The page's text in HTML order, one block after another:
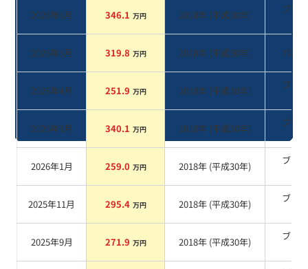
2026年6月 346.1 万円 2018年 (平成30年)
ブラ
2026年6月 319.8 万円 2018年 (平成30年) パール
2026年4月 251.9 万円 2018年 (平成30年)
ブラ
2026年3月 340.1 万円 2018年 (平成30年)
ブラ
2026年1月 259.0 万円 2018年 (平成30年)
ブラ
2025年11月 295.4 万円 2018年 (平成30年)
ブラ
2025年9月 271.9 万円 2018年 (平成30年)
ブラ